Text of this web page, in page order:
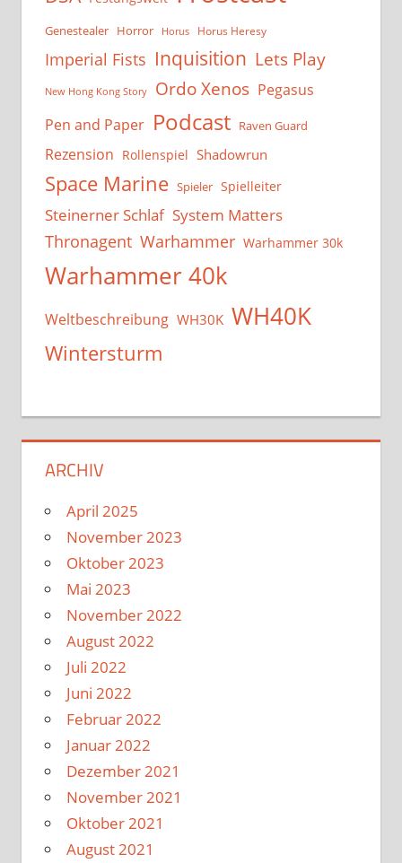
Genestealer Horror Horus Horus Heresy
Imperial Fists Inquisition Lets Play
New Hong Kong Story Ordo Xenos Pegasus
Pen and Paper Podcast Raven Guard
Rezension Rollenspiel Shadowrun
Space Marine Spieler Spielleiter
Steinerner Schlaf System Matters
Thronagent Warhammer Warhammer 30k
Warhammer 40k
Weltbeschreibung WH30K WH40K
Wintersturm
ARCHIV
April 2025
November 2023
Oktober 2023
Mai 2023
November 2022
August 2022
Juli 2022
Juni 2022
Februar 2022
Januar 2022
Dezember 2021
November 2021
Oktober 2021
August 2021